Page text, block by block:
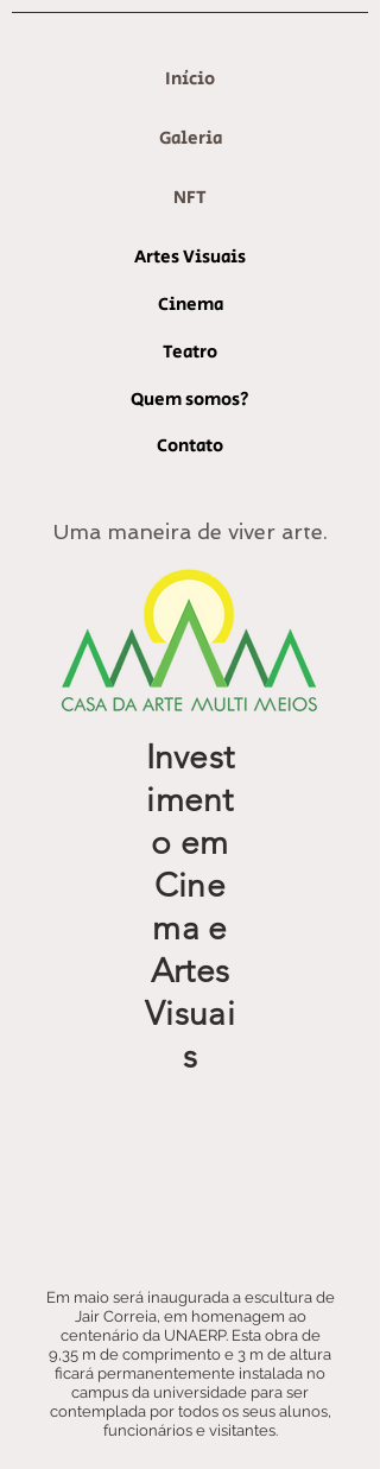
Início
Galeria
NFT
Artes Visuais
Cinema
Teatro
Quem somos?
Contato
Uma maneira de viver arte.
Invest
iment
o em
Cine
ma e
Artes
Visuai
s
Em maio será inaugurada a escultura de
Jair Correia, em homenagem ao
centenário da UNAERP. Esta obra de
9,35 m de comprimento e 3 m de altura
ficará permanentemente instalada no
campus da universidade para ser
contemplada por todos os seus alunos,
funcionários e visitantes.